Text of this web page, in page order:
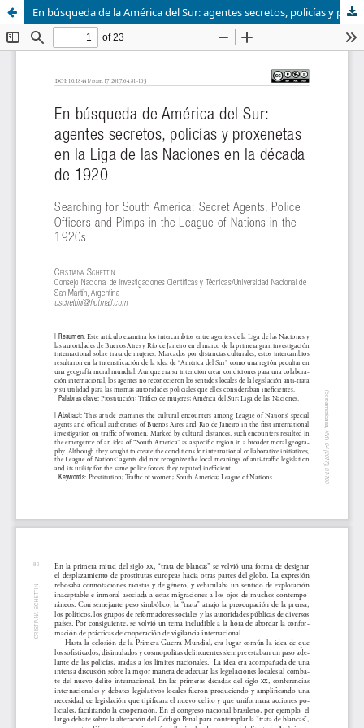
En búsqueda de la América del Sur: agentes secretos, policías y proxenetas en la Liga de las Naciones en la década de 1920